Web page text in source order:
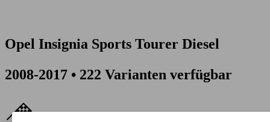
Opel Insignia Sports Tourer Diesel
2008-2017 • 222 Varianten verfügbar